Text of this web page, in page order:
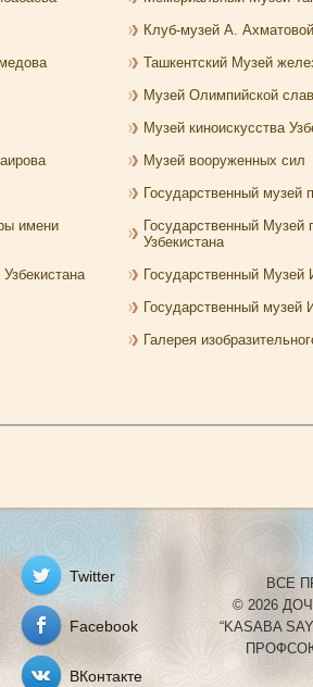
Клуб-музей А.
Ташкентский Музей
Музей Олимпийской
Музей киноискусства
Музей вооруженных сил
Государственный музей
имени
Государственный Музей
Узбекистана
Государственный Музей
Государственный музей
Галерея
Twitter
Facebook
ВКонтакте
ВСЕ
© 2026
“KASABA